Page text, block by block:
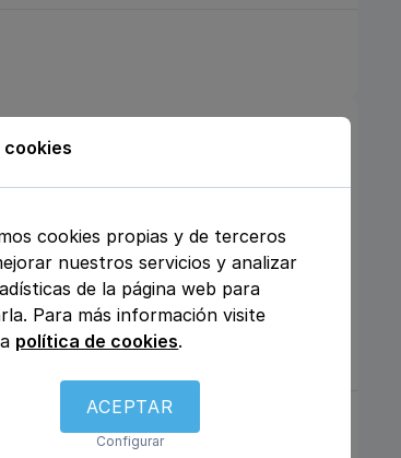
los Reyes, Madrid
obstetricia Urología
Otros
Dermatología y venereología
cookies
cookies propias y de terceros
nuestros servicios y analizar
de la página web para
Para más información visite
política de cookies.
ACEPTAR
Configurar